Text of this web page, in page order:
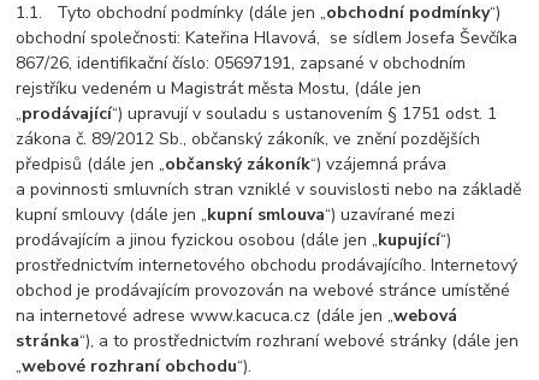
1.1. Tyto obchodní podmínky (dále jen „obchodní podmínky“)
obchodní společnosti: Kateřina Hlavová, se sídlem Josefa Ševčíka
867/26, identifikační číslo: 05697191, zapsané v obchodním
rejstříku vedeném u Magistrát města Mostu, (dále jen
„prodávající“) upravují v souladu s ustanovením § 1751 odst. 1
zákona č. 89/2012 Sb., občanský zákoník, ve znění pozdějších
předpisů (dále jen „občanský zákoník“) vzájemná práva
a povinnosti smluvních stran vzniklé v souvislosti nebo na základě
kupní smlouvy (dále jen „kupní smlouva“) uzavírané mezi
prodávajícím a jinou fyzickou osobou (dále jen „kupující“)
prostřednictvím internetového obchodu prodávajícího. Internetový
obchod je prodávajícím provozován na webové stránce umístěné
na internetové adrese www.kacuca.cz (dále jen „webová
stránka“), a to prostřednictvím rozhraní webové stránky (dále jen
„webové rozhraní obchodu“).